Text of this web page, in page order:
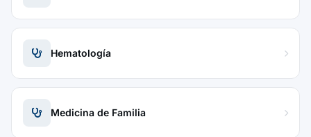
Hematología
Medicina de Familia